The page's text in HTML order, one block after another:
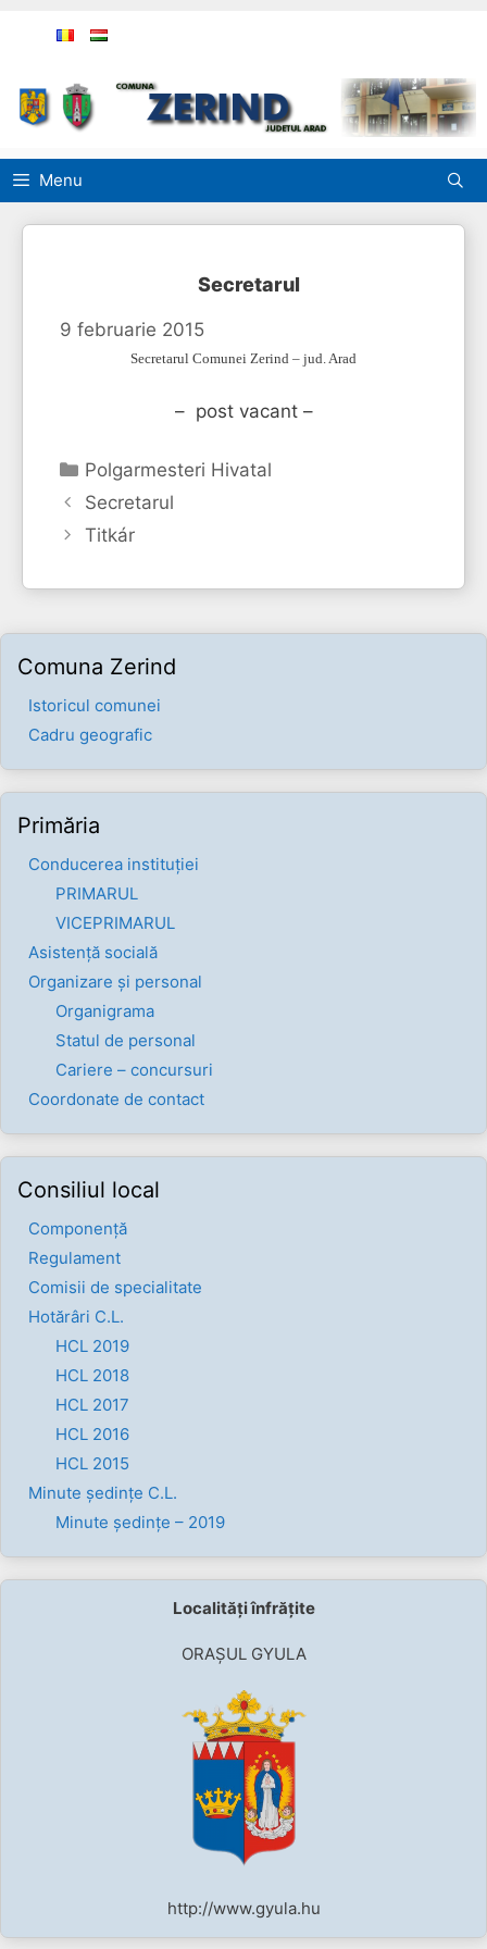
Menu
Secretarul
9 februarie 2015
Secretarul Comunei Zerind – jud. Arad
– post vacant –
Categorii
Polgarmesteri Hivatal
Secretarul
Titkár
Comuna Zerind
Istoricul comunei
Cadru geografic
Primăria
Conducerea instituției
PRIMARUL
VICEPRIMARUL
Asistență socială
Organizare și personal
Organigrama
Statul de personal
Cariere – concursuri
Coordonate de contact
Consiliul local
Componenţă
Regulament
Comisii de specialitate
Hotărâri C.L.
HCL 2019
HCL 2018
HCL 2017
HCL 2016
HCL 2015
Minute ședințe C.L.
Minute ședințe – 2019
Localități înfrățite
ORAȘUL GYULA
http://www.gyula.hu